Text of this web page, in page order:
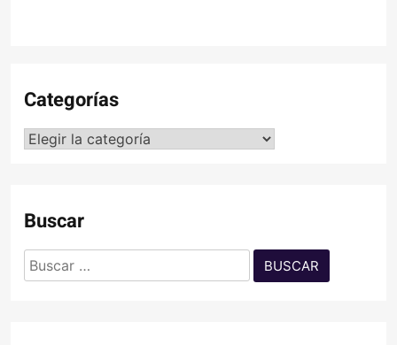
Categorías
Categorías
Buscar
Buscar: